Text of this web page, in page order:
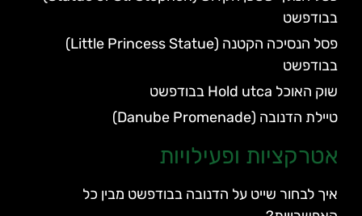
בבודפשט
פסל הנסיכה הקטנה (Little Princess Statue)
בבודפשט
שוק האוכל Hold utca בבודפשט
טיילת הדנובה (Danube Promenade)
אטרקציות ופעילויות
איך לבחור שייט על הדנובה בבודפשט מבין כל